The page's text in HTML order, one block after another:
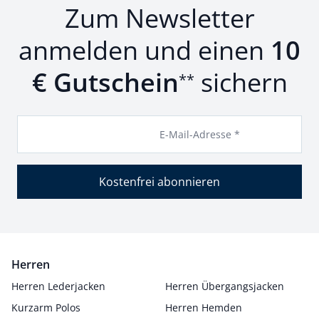
Zum Newsletter
anmelden und einen 10
€ Gutschein** sichern
E-Mail-Adresse *
Kostenfrei abonnieren
Herren
Herren Lederjacken
Herren Übergangsjacken
Kurzarm Polos
Herren Hemden